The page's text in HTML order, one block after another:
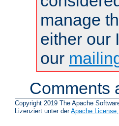
manage
either our
our
Comments
Copyright 2019 The Apache
Lizenziert unter derApache